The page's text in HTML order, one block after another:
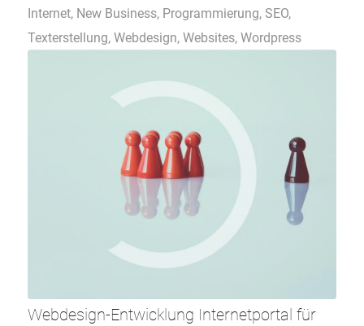
Internet, New Business, Programmierung, SEO,
Texterstellung, Webdesign, Websites, Wordpress
Webdesign-Entwicklung Internetportal für